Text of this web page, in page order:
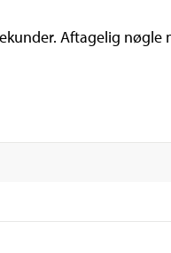
Aftagelig nøgle